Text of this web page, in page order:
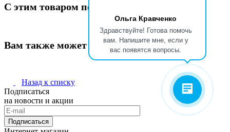
Ольга Кравченко
Здравствуйте! Готова помочь
вам. Напишите мне, если у
вас появятся вопросы.
С этим товаром покупают
Вам также может понравиться
Назад к списку
Подписаться
на новости и акции
Подписаться